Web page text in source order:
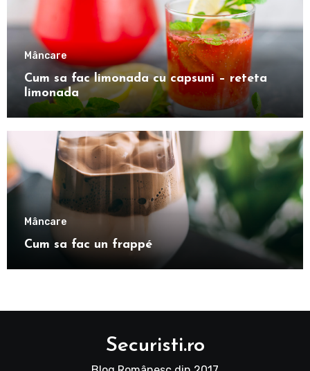
Mâncare
Cum sa fac limonada cu capsuni – reteta
limonada
Mâncare
Cum sa fac un frappé
Securisti.ro